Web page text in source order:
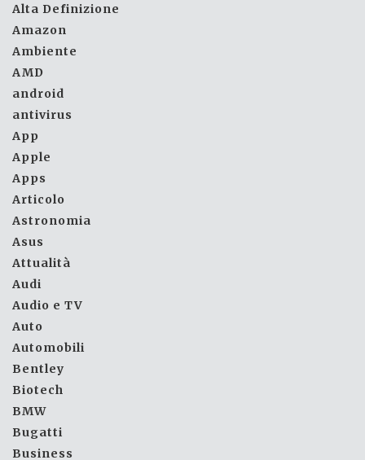
Alta Definizione
Amazon
Ambiente
AMD
android
antivirus
App
Apple
Apps
Articolo
Astronomia
Asus
Attualità
Audi
Audio e TV
Auto
Automobili
Bentley
Biotech
BMW
Bugatti
Business